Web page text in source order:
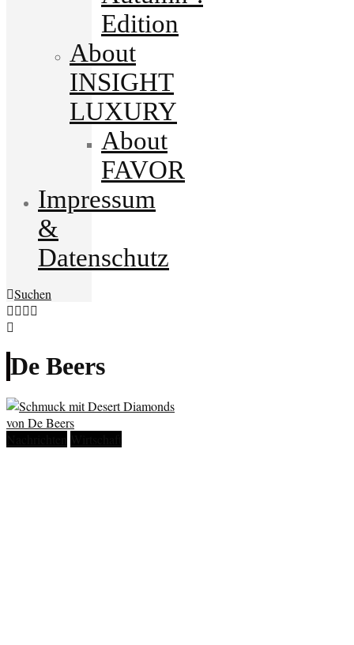
Edition
About
INSIGHT
LUXURY
About
FAVOR
Impressum
&
Datenschutz
Suchen
De Beers